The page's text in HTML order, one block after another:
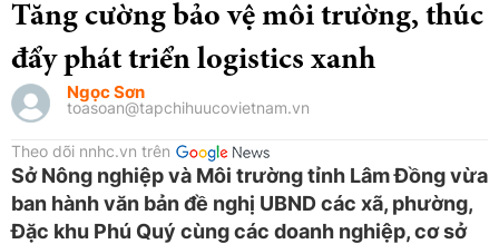
Tăng cường bảo vệ môi trường, thúc
đẩy phát triển logistics xanh
Ngọc Sơn
toasoan@tapchihuucovietnam.vn
Theo dõi nnhc.vn trên
Sở Nông nghiệp và Môi trường tỉnh Lâm Đồng vừa
ban hành văn bản đề nghị UBND các xã, phường,
Đặc khu Phú Quý cùng các doanh nghiệp, cơ sở